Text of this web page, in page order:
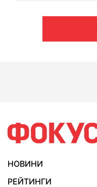
НОВИНИ
РЕЙТИНГИ